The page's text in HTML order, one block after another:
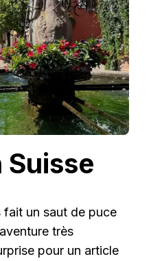
Suisse
fait un saut de puce
très
pour un article